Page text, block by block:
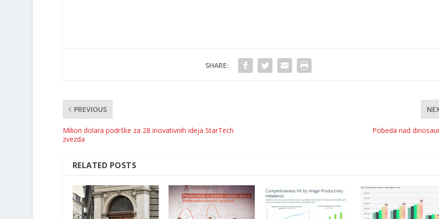
SHARE:
PREVIOUS
Milion dolara podrške za 28 inovativnih ideja StarTech
zvezda ­
Pobeda nad
RELATED POSTS